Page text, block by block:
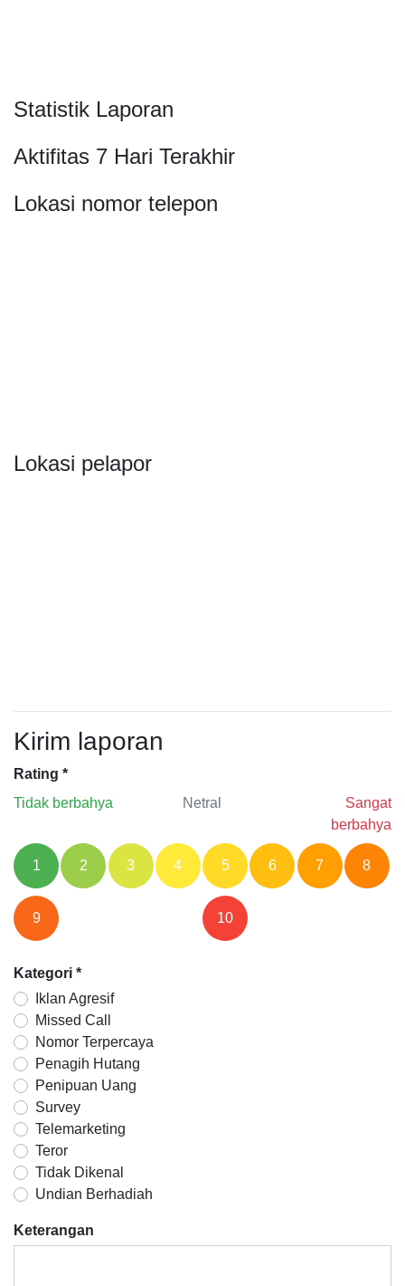
Statistik Laporan
Aktifitas 7 Hari Terakhir
Lokasi nomor telepon
Lokasi pelapor
Kirim laporan
Rating *
Tidak berbahya
Netral
Sangat
berbahya
1 2 3 4 5 6 7 8
9 10
Kategori *
Iklan Agresif
Missed Call
Nomor Terpercaya
Penagih Hutang
Penipuan Uang
Survey
Telemarketing
Teror
Tidak Dikenal
Undian Berhadiah
Keterangan